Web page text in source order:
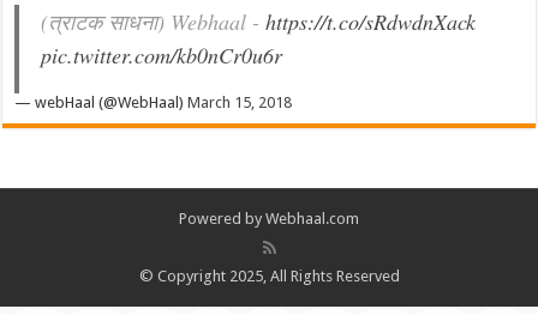
(त्राटक साधना) Webhaal -https://t.co/sRdwdnXack
pic.twitter.com/kb0nCr0u6r
— webHaal (@WebHaal)March 15, 2018
Powered by Webhaal.com
© Copyright 2025, All Rights Reserved